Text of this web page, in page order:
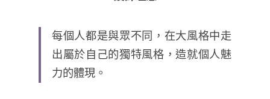
每個人都是與眾不同，在大風格中走
出屬於自己的獨特風格，造就個人魅
力的體現。